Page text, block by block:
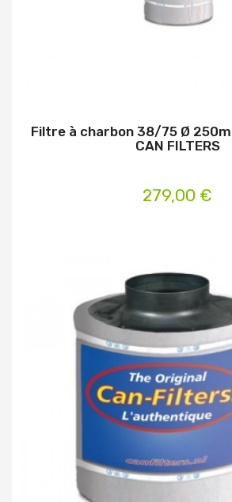
Filtre à charbon 38/75 Ø
CAN FILTERS
279,00 €